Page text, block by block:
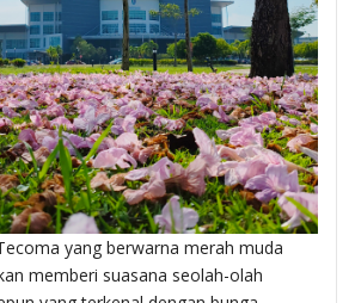
yang berwarna merah muda
memberi suasana seolah-olah